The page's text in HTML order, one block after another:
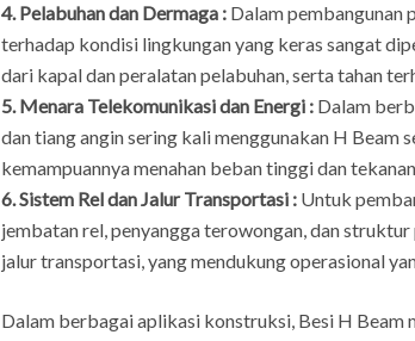
4. Pelabuhan dan Dermaga :Dalam pembangunan
terhadap kondisi lingkungan yang keras sangat
dari kapal dan peralatan pelabuhan, serta tahan
5. Menara Telekomunikasi dan Energi :Dalam
dan tiang angin sering kali menggunakan H
kemampuannya menahan beban tinggi dan
6. Sistem Rel dan Jalur Transportasi :Untuk
jembatan rel, penyangga terowongan, dan
jalur transportasi, yang mendukung operasional
Dalam berbagai aplikasi konstruksi, Besi H Beam